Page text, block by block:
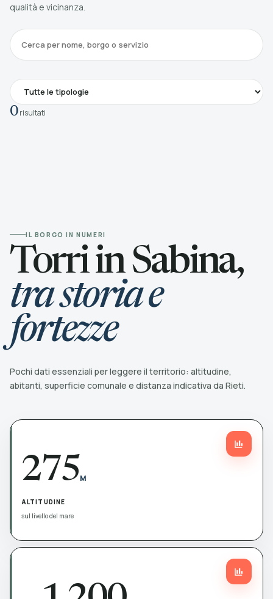
qualità e vicinanza.
0risultati
IL BORGO IN NUMERI
Torri in Sabina,
tra storia e
fortezze
Pochi dati essenziali per leggere il territorio: altitudine,
abitanti, superficie comunale e distanza indicativa da Rieti.
275M
ALTITUDINE
sul livello del mare